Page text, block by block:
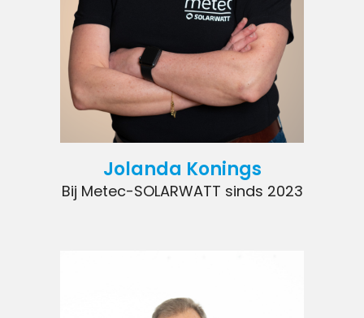
Jolanda Konings
Bij Metec-SOLARWATT sinds 2023